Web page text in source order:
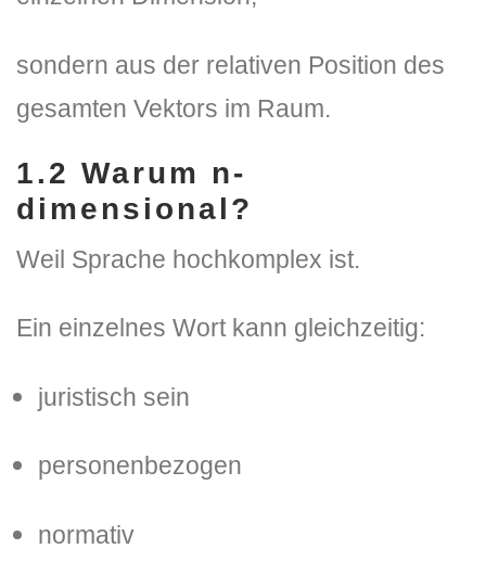
sondern aus der relativen Position des
gesamten Vektors im Raum.
1.2 Warum n-
dimensional?
Weil Sprache hochkomplex ist.
Ein einzelnes Wort kann gleichzeitig:
juristisch sein
personenbezogen
normativ